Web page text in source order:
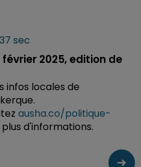
sec
2025, edition de
infos locales de
ausha.co/politique-
d'informations.